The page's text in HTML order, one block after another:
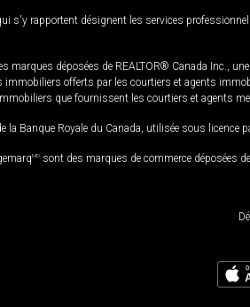
s'y rapportent désignent les services
marques déposées de REALTOR® Canada Inc.,
immobiliers offerts par les courtiers et agents
que fournissent les courtiers et agents
la Banque Royale du Canada, utilisée sous licence
MD sont des marques de commerce déposées